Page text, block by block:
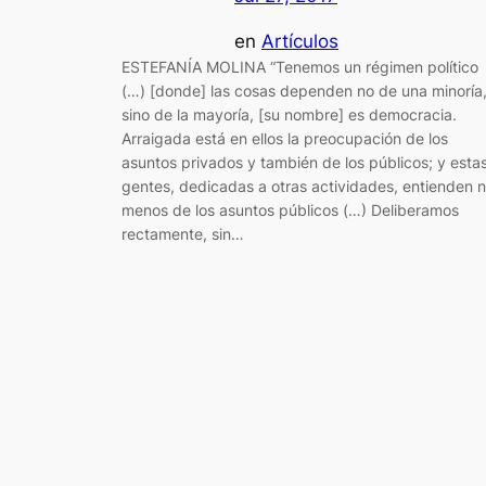
en Artículos
ESTEFANÍA MOLINA “Tenemos un régimen político
(…) [donde] las cosas dependen no de una minoría,
sino de la mayoría, [su nombre] es democracia.
Arraigada está en ellos la preocupación de los
asuntos privados y también de los públicos; y
gentes, dedicadas a otras actividades, entienden
menos de los asuntos públicos (…) Deliberamos
rectamente, sin…